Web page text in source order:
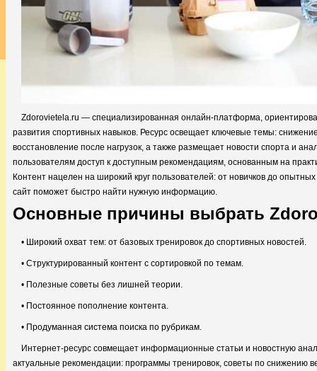
Zdorovietela.ru — специализированная онлайн-платформа,
развития спортивных навыков. Ресурс освещает ключевые темы: снижение
восстановление после нагрузок, а также размещает новости спорта и
пользователям доступ к доступным рекомендациям, основанным на
Контент нацелен на широкий круг пользователей: от новичков до
сайт поможет быстро найти нужную информацию.
Основные причины выбрать
• Широкий охват тем: от базовых тренировок до спортивных новостей.
• Структурированный контент с сортировкой по темам.
• Полезные советы без лишней теории.
• Постоянное пополнение контента.
• Продуманная система поиска по рубрикам.
Интернет-ресурс совмещает информационные статьи и новостную
актуальные рекомендации: программы тренировок, советы по снижению